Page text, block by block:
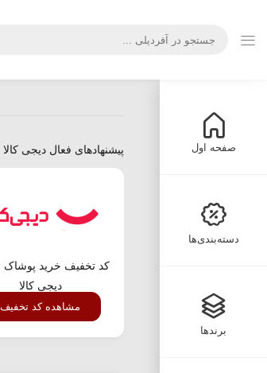
صفحه اول
دسته‌بندی‌ها
برندها
پیشنهادهای فعال دیجی
کد تخفیف خرید پوشاک
دیجی کالا
مشاهده کد تخفیف